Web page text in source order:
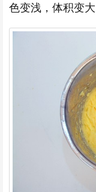
色变浅，体积变